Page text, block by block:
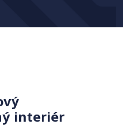
interiér